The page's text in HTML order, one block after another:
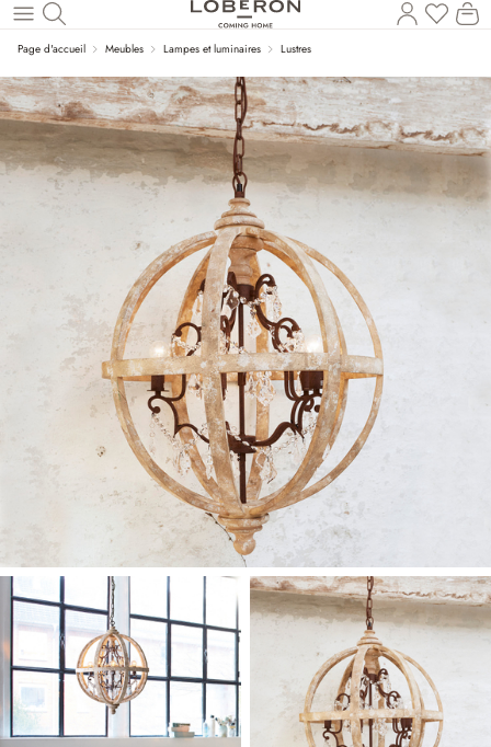
Revenir au contenu principal
Vous
Page d'accueil Meubles Lampes et luminaires Lustres